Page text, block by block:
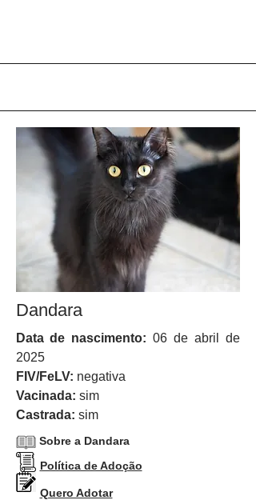
Dandara
Data de nascimento: 06 de abril de
2025
FIV/FeLV: negativa
Vacinada: sim
Castrada: sim
Sobre a Dandara
Política de Adoção
Quero Adotar